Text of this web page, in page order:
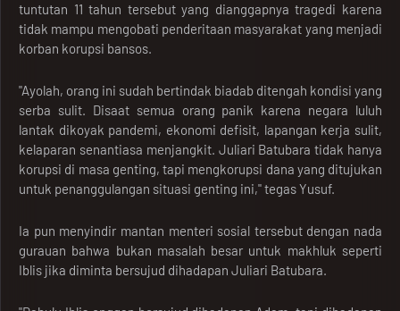
tuntutan 11 tahun tersebut yang dianggapnya tragedi karena
tidak mampu mengobati penderitaan masyarakat yang menjadi
korban korupsi bansos.
"Ayolah, orang ini sudah bertindak biadab ditengah kondisi yang
serba sulit. Disaat semua orang panik karena negara luluh
lantak dikoyak pandemi, ekonomi defisit, lapangan kerja sulit,
kelaparan senantiasa menjangkit. Juliari Batubara tidak hanya
korupsi di masa genting, tapi mengkorupsi dana yang ditujukan
untuk penanggulangan situasi genting ini," tegas Yusuf.
Ia pun menyindir mantan menteri sosial tersebut dengan nada
gurauan bahwa bukan masalah besar untuk makhluk seperti
Iblis jika diminta bersujud dihadapan Juliari Batubara.